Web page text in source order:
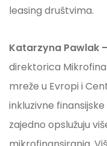
leasing društvima.
Katarzyna Pawlak
direktorica
mreže u Evropi i
inkluzivne
zajedno opslužuju